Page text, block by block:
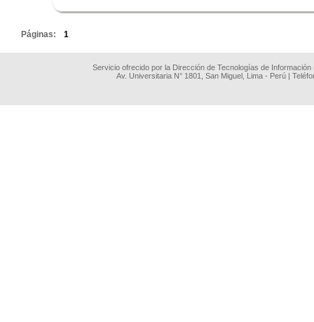
Páginas: 1
Servicio ofrecido por la Dirección de Tecnologías de
Av. Universitaria N° 1801, San Miguel, Lima - Perú |